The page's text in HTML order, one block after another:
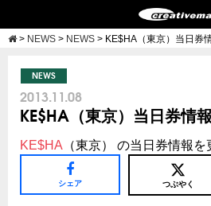
> NEWS > NEWS > KE$HA（東京）当日券
NEWS
2013.11.08
KE$HA（東京）当日券情報
KE$HA （東京） の当日券情報を
シェア つぶやく